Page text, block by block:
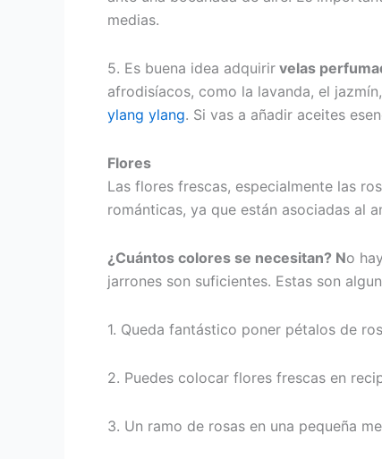
medias.
5. Es buena idea adquirir velas
afrodisíacos, como la lavanda, el
ylang ylang. Si vas a añadir aceites
Flores
Las flores frescas, especialmente las
románticas, ya que están asociadas al
¿Cuántos colores se necesitan? No
jarrones son suficientes. Estas son
1. Queda fantástico poner pétalos de
2. Puedes colocar flores frescas en
3. Un ramo de rosas en una pequeña